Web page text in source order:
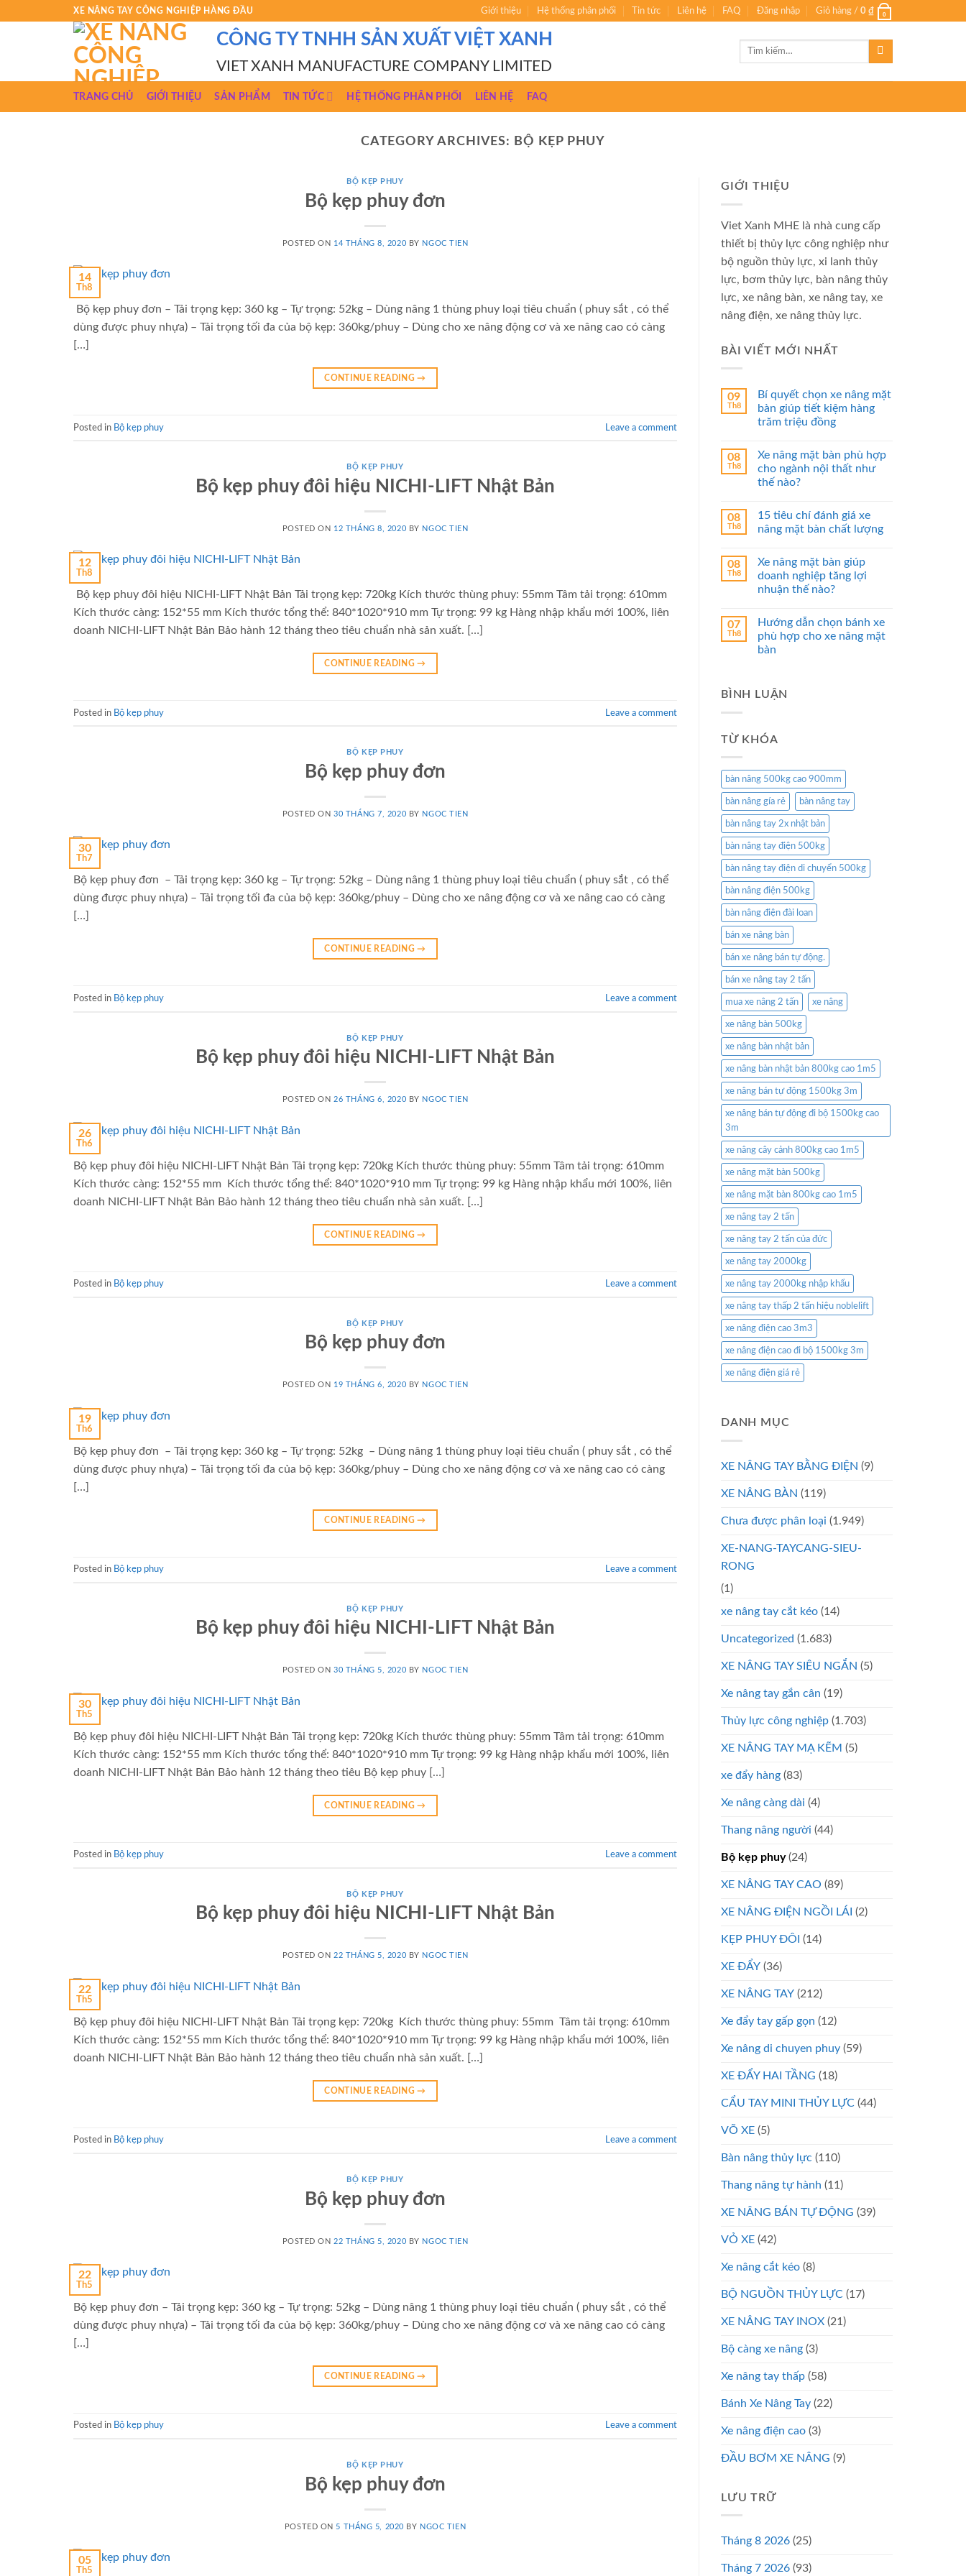
XE NÂNG TAY CÔNG NGHIỆP HÀNG ĐẦU Giới thiệu Hệ thống phân phối Tin tức Liên hệ FAQ Đăng nhập Giỏ hàng / 0 ₫ 0
CÔNG TY TNHH SẢN XUẤT VIỆT XANH
VIET XANH MANUFACTURE COMPANY LIMITED
Tìm
TRANG CHỦ GIỚI THIỆU SẢN PHẨM TIN TỨC HỆ THỐNG PHÂN PHỐI LIÊN HỆ FAQ
CATEGORY ARCHIVES: BỘ KẸP PHUY
BỘ KẸP PHUY
Bộ kẹp phuy đơn
POSTED ON 14 THÁNG 8, 2020 BY NGOC TIEN
14
Th8
Bộ kẹp phuy đơn – Tải trọng kẹp: 360 kg – Tự trọng: 52kg – Dùng nâng 1 thùng phuy loại tiêu chuẩn ( phuy sắt , có thể
dùng được phuy nhựa) – Tải trọng tối đa của bộ kẹp: 360kg/phuy – Dùng cho xe nâng động cơ và xe nâng cao có càng
[…]
CONTINUE READING→
Posted in Bộ kẹp phuy Leave a comment
BỘ KẸP PHUY
Bộ kẹp phuy đôi hiệu NICHI-LIFT Nhật Bản
POSTED ON 12 THÁNG 8, 2020 BY NGOC TIEN
12
Th8
Bộ kẹp phuy đôi hiệu NICHI-LIFT Nhật Bản Tải trọng kẹp: 720kg Kích thước thùng phuy: 55mm Tâm tải trọng: 610mm
Kích thước càng: 152*55 mm Kích thước tổng thể: 840*1020*910 mm Tự trọng: 99 kg Hàng nhập khẩu mới 100%, liên
doanh NICHI-LIFT Nhật Bản Bảo hành 12 tháng theo tiêu chuẩn nhà sản xuất. […]
CONTINUE READING→
Posted in Bộ kẹp phuy Leave a comment
BỘ KẸP PHUY
Bộ kẹp phuy đơn
POSTED ON30 THÁNG 7, 2020 BY NGOC TIEN
30
Th7
Bộ kẹp phuy đơn – Tải trọng kẹp: 360 kg – Tự trọng: 52kg – Dùng nâng 1 thùng phuy loại tiêu chuẩn ( phuy sắt , có thể
dùng được phuy nhựa) – Tải trọng tối đa của bộ kẹp: 360kg/phuy – Dùng cho xe nâng động cơ và xe nâng cao có càng
[…]
CONTINUE READING→
Posted in Bộ kẹp phuy Leave a comment
BỘ KẸP PHUY
Bộ kẹp phuy đôi hiệu NICHI-LIFT Nhật Bản
POSTED ON 26 THÁNG 6, 2020 BY NGOC TIEN
26
Th6
Bộ kẹp phuy đôi hiệu NICHI-LIFT Nhật Bản Tải trọng kẹp: 720kg Kích thước thùng phuy: 55mm Tâm tải trọng: 610mm
Kích thước càng: 152*55 mm Kích thước tổng thể: 840*1020*910 mm Tự trọng: 99 kg Hàng nhập khẩu mới 100%, liên
doanh NICHI-LIFT Nhật Bản Bảo hành 12 tháng theo tiêu chuẩn nhà sản xuất. […]
CONTINUE READING→
Posted in Bộ kẹp phuy Leave a comment
BỘ KẸP PHUY
Bộ kẹp phuy đơn
POSTED ON 19 THÁNG 6, 2020 BY NGOC TIEN
19
Th6
Bộ kẹp phuy đơn – Tải trọng kẹp: 360 kg – Tự trọng: 52kg – Dùng nâng 1 thùng phuy loại tiêu chuẩn ( phuy sắt , có thể
dùng được phuy nhựa) – Tải trọng tối đa của bộ kẹp: 360kg/phuy – Dùng cho xe nâng động cơ và xe nâng cao có càng
[…]
CONTINUE READING→
Posted in Bộ kẹp phuy Leave a comment
BỘ KẸP PHUY
Bộ kẹp phuy đôi hiệu NICHI-LIFT Nhật Bản
POSTED ON30 THÁNG 5, 2020 BY NGOC TIEN
30
Th5
Bộ kẹp phuy đôi hiệu NICHI-LIFT Nhật Bản Tải trọng kẹp: 720kg Kích thước thùng phuy: 55mm Tâm tải trọng: 610mm
Kích thước càng: 152*55 mm Kích thước tổng thể: 840*1020*910 mm Tự trọng: 99 kg Hàng nhập khẩu mới 100%, liên
doanh NICHI-LIFT Nhật Bản Bảo hành 12 tháng theo tiêu Bộ kẹp phuy […]
CONTINUE READING→
Posted in Bộ kẹp phuy Leave a comment
BỘ KẸP PHUY
Bộ kẹp phuy đôi hiệu NICHI-LIFT Nhật Bản
POSTED ON22 THÁNG 5, 2020 BY NGOC TIEN
22
Th5
Bộ kẹp phuy đôi hiệu NICHI-LIFT Nhật Bản Tải trọng kẹp: 720kg Kích thước thùng phuy: 55mm Tâm tải trọng: 610mm
Kích thước càng: 152*55 mm Kích thước tổng thể: 840*1020*910 mm Tự trọng: 99 kg Hàng nhập khẩu mới 100%, liên
doanh NICHI-LIFT Nhật Bản Bảo hành 12 tháng theo tiêu chuẩn nhà sản xuất. […]
CONTINUE READING→
Posted in Bộ kẹp phuy Leave a comment
BỘ KẸP PHUY
Bộ kẹp phuy đơn
POSTED ON 22 THÁNG 5, 2020 BY NGOC TIEN
22
Th5
Bộ kẹp phuy đơn – Tải trọng kẹp: 360 kg – Tự trọng: 52kg – Dùng nâng 1 thùng phuy loại tiêu chuẩn ( phuy sắt , có thể
dùng được phuy nhựa) – Tải trọng tối đa của bộ kẹp: 360kg/phuy – Dùng cho xe nâng động cơ và xe nâng cao có càng
[…]
CONTINUE READING→
Posted in Bộ kẹp phuy Leave a comment
BỘ KẸP PHUY
Bộ kẹp phuy đơn
POSTED ON 5 THÁNG 5, 2020 BY NGOC TIEN
05
Th5
GIỚI THIỆU
Viet Xanh MHE là nhà cung cấp
thiết bị thủy lực công nghiệp như
bộ nguồn thủy lực, xi lanh thủy
lực, bơm thủy lực, bàn nâng thủy
lực, xe nâng bàn, xe nâng tay, xe
nâng điện, xe nâng thủy lực.
BÀI VIẾT MỚI NHẤT
09
Th8
Bí quyết chọn xe nâng mặt
bàn giúp tiết kiệm hàng
trăm triệu đồng
08
Th8
Xe nâng mặt bàn phù hợp
cho ngành nội thất như
thế nào?
08
Th8
15 tiêu chí đánh giá xe
nâng mặt bàn chất lượng
08
Th8
Xe nâng mặt bàn giúp
doanh nghiệp tăng lợi
nhuận thế nào?
07
Th8
Hướng dẫn chọn bánh xe
phù hợp cho xe nâng mặt
bàn
BÌNH LUẬN
TỪ KHÓA
bàn nâng 500kg cao 900mm
bàn nâng gía rẻ bàn nâng tay
bàn nâng tay 2x nhật bản
bàn nâng tay điện 500kg
bàn nâng tay điện di chuyển 500kg
bàn nâng điện 500kg
bàn nâng điện đài loan
bán xe nâng bàn
bán xe nâng bán tự động.
bán xe nâng tay 2 tấn
mua xe nâng 2 tấn xe nâng
xe nâng bàn 500kg
xe nâng bàn nhật bản
xe nâng bàn nhật bản 800kg cao 1m5
xe nâng bán tự động 1500kg 3m
xe nâng bán tự động đi bộ 1500kg cao
3m
xe nâng cây cảnh 800kg cao 1m5
xe nâng mặt bàn 500kg
xe nâng mặt bàn 800kg cao 1m5
xe nâng tay 2 tấn
xe nâng tay 2 tấn của đức
xe nâng tay 2000kg
xe nâng tay 2000kg nhập khẩu
xe nâng tay thấp 2 tấn hiệu noblelift
xe nâng điện cao 3m3
xe nâng điện cao đi bộ 1500kg 3m
xe nâng điện giá rẻ
DANH MỤC
XE NÂNG TAY BẰNG ĐIỆN (9)
XE NÂNG BÀN (119)
Chưa được phân loại (1.949)
XE-NANG-TAYCANG-SIEU-
RONG
(1)
xe nâng tay cắt kéo (14)
Uncategorized (1.683)
XE NÂNG TAY SIÊU NGẮN (5)
Xe nâng tay gắn cân (19)
Thủy lực công nghiệp (1.703)
XE NÂNG TAY MẠ KẼM (5)
xe đẩy hàng (83)
Xe nâng càng dài (4)
Thang nâng người (44)
Bộ kẹp phuy(24)
XE NÂNG TAY CAO (89)
XE NÂNG ĐIỆN NGỒI LÁI (2)
KẸP PHUY ĐÔI (14)
XE ĐẨY (36)
XE NÂNG TAY (212)
Xe đẩy tay gấp gọn (12)
Xe nâng di chuyen phuy (59)
XE ĐẨY HAI TẦNG (18)
CẨU TAY MINI THỦY LỰC (44)
VÕ XE (5)
Bàn nâng thủy lực (110)
Thang nâng tự hành (11)
XE NÂNG BÁN TỰ ĐỘNG (39)
VỎ XE (42)
Xe nâng cắt kéo (8)
BỘ NGUỒN THỦY LỰC (17)
XE NÂNG TAY INOX (21)
Bộ càng xe nâng (3)
Xe nâng tay thấp (58)
Bánh Xe Nâng Tay (22)
Xe nâng điện cao (3)
ĐẦU BƠM XE NÂNG (9)
LƯU TRỮ
Tháng 8 2026 (25)
Tháng 7 2026 (93)